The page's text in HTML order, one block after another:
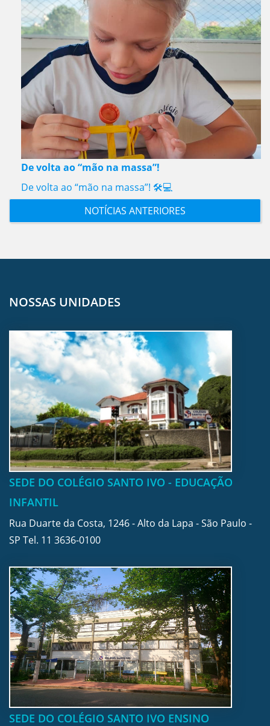
De volta ao “mão na massa”!
De volta ao “mão na massa”! 🛠️💻
NOTÍCIAS ANTERIORES
NOSSAS UNIDADES
SEDE DO COLÉGIO SANTO IVO - EDUCAÇÃO
INFANTIL
Rua Duarte da Costa, 1246 - Alto da Lapa - São Paulo -
SP Tel. 11 3636-0100
SEDE DO COLÉGIO SANTO IVO ENSINO